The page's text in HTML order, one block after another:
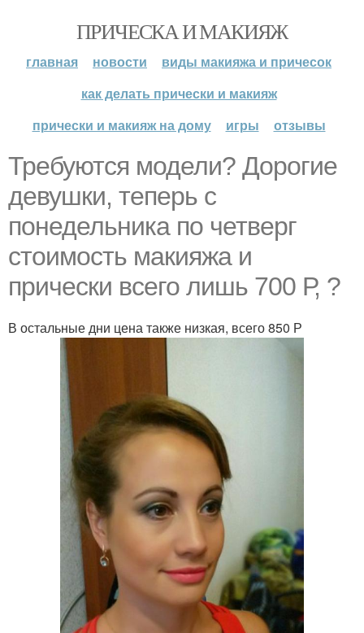
ПРИЧЕСКА И МАКИЯЖ
главная новости
виды макияжа и причесок
как делать прически и макияж
прически и макияж на дому
игры отзывы
Требуются модели? Дорогие
девушки, теперь с
понедельника по четверг
стоимость макияжа и
прически всего лишь 700 Р, ?
В остальные дни цена также низкая, всего 850 Р